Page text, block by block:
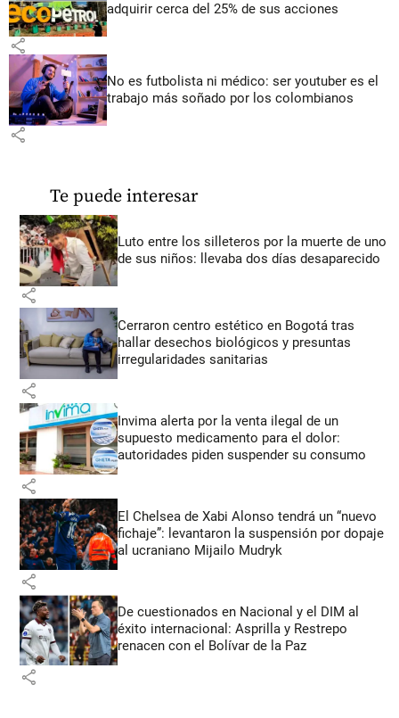
adquirir cerca del 25% de sus acciones
share
No es futbolista ni médico: ser youtuber es el
trabajo más soñado por los colombianos
share
Te puede interesar
Luto entre los silleteros por la muerte de uno
de sus niños: llevaba dos días desaparecido
share
Cerraron centro estético en Bogotá tras
hallar desechos biológicos y presuntas
irregularidades sanitarias
share
Invima alerta por la venta ilegal de un
supuesto medicamento para el dolor:
autoridades piden suspender su consumo
share
El Chelsea de Xabi Alonso tendrá un “nuevo
fichaje”: levantaron la suspensión por dopaje
al ucraniano Mijailo Mudryk
share
De cuestionados en Nacional y el DIM al
éxito internacional: Asprilla y Restrepo
renacen con el Bolívar de la Paz
share